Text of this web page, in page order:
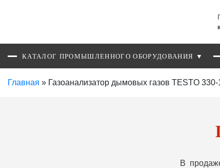
КАТАЛОГ ПРОМЫШЛЕННОГО ОБОРУДОВАНИЯ ▼
Главная » Газоанализатор дымовых газов TESTO 330-
В